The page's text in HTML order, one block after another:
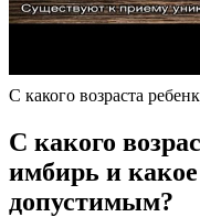
С какого возраста
С какого
имбирь и
допустимым?